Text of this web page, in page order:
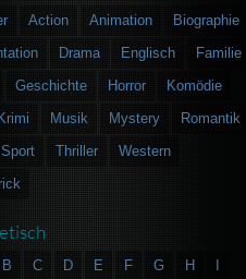
Action Animation
Biographie
Drama Englisch
Familie
Geschichte Horror
Komödie
Krimi Musik Mystery
Romantik
Sport Thriller
Western
B C D E F G H